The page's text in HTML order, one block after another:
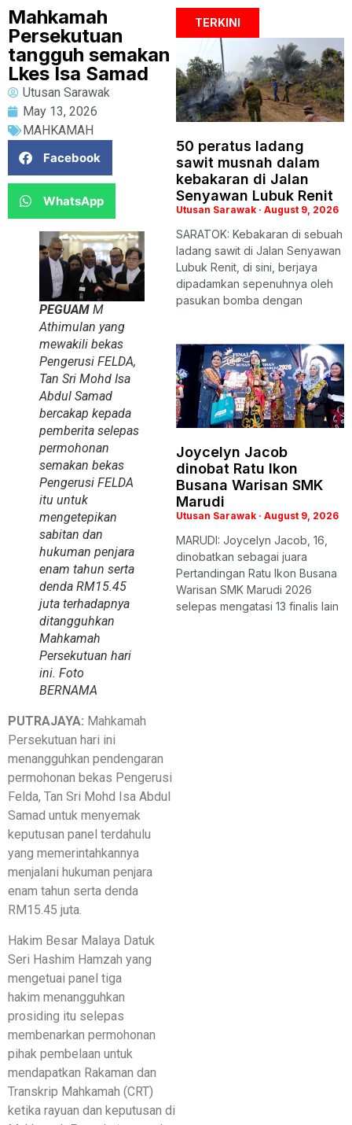
Mahkamah
Persekutuan
tangguh semakan
Lkes Isa Samad
Utusan Sarawak
May 13, 2026
MAHKAMAH
Facebook
WhatsApp
PEGUAM M
Athimulan yang
mewakili bekas
Pengerusi FELDA,
Tan Sri Mohd Isa
Abdul Samad
bercakap kepada
pemberita selepas
permohonan
semakan bekas
Pengerusi FELDA
itu untuk
mengetepikan
sabitan dan
hukuman penjara
enam tahun serta
denda RM15.45
juta terhadapnya
ditangguhkan
Mahkamah
Persekutuan hari
ini. Foto
BERNAMA
PUTRAJAYA: Mahkamah
Persekutuan hari ini
menangguhkan pendengaran
permohonan bekas Pengerusi
Felda, Tan Sri Mohd Isa Abdul
Samad untuk menyemak
keputusan panel terdahulu
yang memerintahkannya
menjalani hukuman penjara
enam tahun serta denda
RM15.45 juta.
Hakim Besar Malaya Datuk
Seri Hashim Hamzah yang
mengetuai panel tiga
hakim menangguhkan
prosiding itu selepas
membenarkan permohonan
pihak pembelaan untuk
mendapatkan Rakaman dan
Transkrip Mahkamah (CRT)
ketika rayuan dan keputusan di
TERKINI
50 peratus ladang
sawit musnah dalam
kebakaran di Jalan
Senyawan Lubuk Renit
Utusan Sarawak August 9, 2026
SARATOK: Kebakaran di sebuah
ladang sawit di Jalan Senyawan
Lubuk Renit, di sini, berjaya
dipadamkan sepenuhnya oleh
pasukan bomba dengan
Joycelyn Jacob
dinobat Ratu Ikon
Busana Warisan SMK
Marudi
Utusan Sarawak August 9, 2026
MARUDI: Joycelyn Jacob, 16,
dinobatkan sebagai juara
Pertandingan Ratu Ikon Busana
Warisan SMK Marudi 2026
selepas mengatasi 13 finalis lain